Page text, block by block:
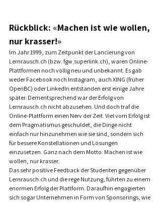
Rückblick: «Machen ist wie wollen,
nur krasser!»
Im Jahr 1999, zum Zeitpunkt der Lancierung von
Lernrausch.ch (bzw. fgw.superlink.ch), waren Online-
Plattformen noch völlig neu und unbekannt. Es gab
weder Facebook noch Instagram, auch XING (früher
OpenBC) oder LinkedIn entstanden erst einige Jahre
später. Dementsprechend war der Erfolg von
Lernrausch.ch nicht abzusehen. Und doch traf die
Online-Plattform einen Nerv der Zeit. Viel vom Erfolg ist
dem Pragmatismus geschuldet, die Dinge nicht
einfach nur hinzunehmen wie sie sind, sondern sich
für bessere Konstellationen und Lösungen
einzusetzen. Ganz nach dem Motto: Machen ist wie
wollen, nur krasser.
Das sehr positive Feedback der Studenten gegenüber
Lernrausch.ch und die rege Nutzung, führten zu einem
enormen Erfolg der Plattform. Daraufhin engagierten
sich sogar Unternehmen in Form von Sponsorings, wie